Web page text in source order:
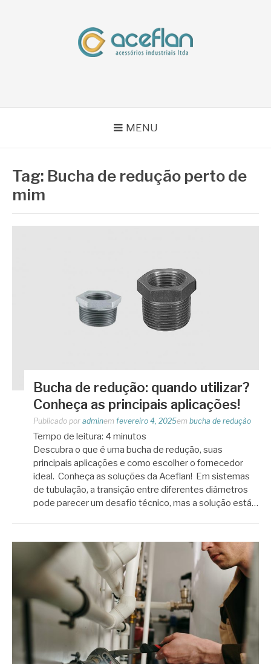
MENU
Tag: Bucha de redução perto de
mim
Bucha de redução: quando utilizar?
Conheça as principais aplicações!
Publicado por adminem fevereiro 4, 2025em bucha de redução
Tempo de leitura: 4 minutos
Descubra o que é uma bucha de redução, suas
principais aplicações e como escolher o fornecedor
ideal. Conheça as soluções da Aceflan! Em sistemas
de tubulação, a transição entre diferentes diâmetros
pode parecer um desafio técnico, mas a solução está…